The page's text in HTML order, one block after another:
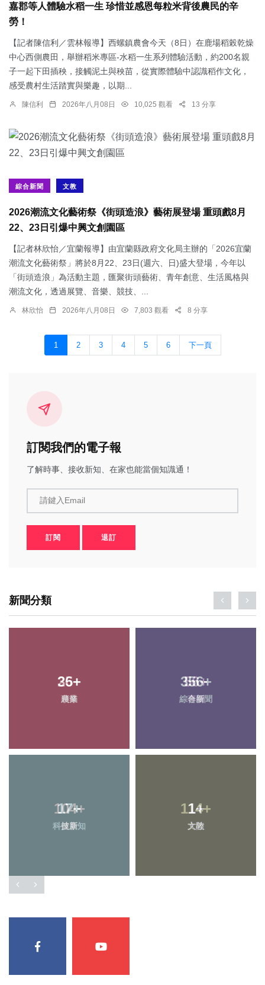
嘉郡等人體驗水稻一生 珍惜並感恩每粒米背後農民的辛
勞！
【記者陳信利／雲林報導】西螺鎮農會今天（8日）在鹿場稻榖乾燥
中心西側農田，舉辦稻米專區-水稻一生系列體驗活動，約200名親
子一起下田插秧，接觸泥土與秧苗，從實際體驗中認識稻作文化，
感受農村生活踏實與樂趣，以期...
陳信利 2026年八月08日 10,025 觀看 13 分享
綜合新聞 文教
2026潮流文化藝術祭《街頭造浪》藝術展登場 重頭戲8月
22、23日引爆中興文創園區
【記者林欣怡／宜蘭報導】由宜蘭縣政府文化局主辦的「2026宜蘭
潮流文化藝術祭」將於8月22、23日(週六、日)盛大登場，今年以
「街頭造浪」為活動主題，匯聚街頭藝術、青年創意、生活風格與
潮流文化，透過展覽、音樂、競技、...
林欣怡 2026年八月08日 7,803 觀看 8 分享
1 2 3 4 5 6 下一頁
訂閱我們的電子報
了解時事、接收新知、在家也能當個知識通！
請鍵入Email
訂閱 退訂
新聞分類
36+
農業
356+
綜合新聞
17+
科技新知
1+
大陸
25+
頭條
56+
專欄
104+
健康
114+
文教